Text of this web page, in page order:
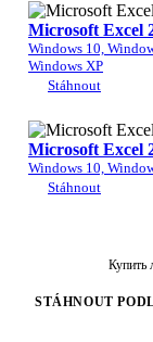
Microsoft Excel
Windows 10,
Windows XP
Stáhnout
Microsoft Excel
Windows 10,
Stáhnout
Купить
STÁHNOUT